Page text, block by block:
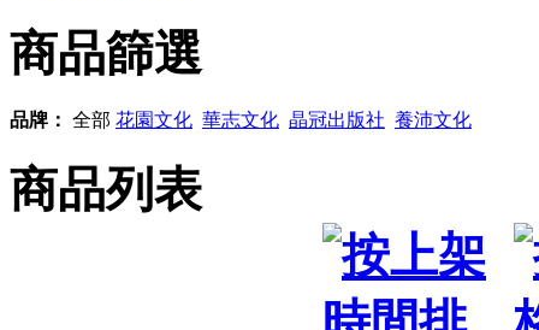
商品篩選
品牌： 全部 花園文化 華志文化 晶冠出版社 養沛文化
商品列表